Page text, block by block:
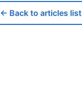
← Back to articles list